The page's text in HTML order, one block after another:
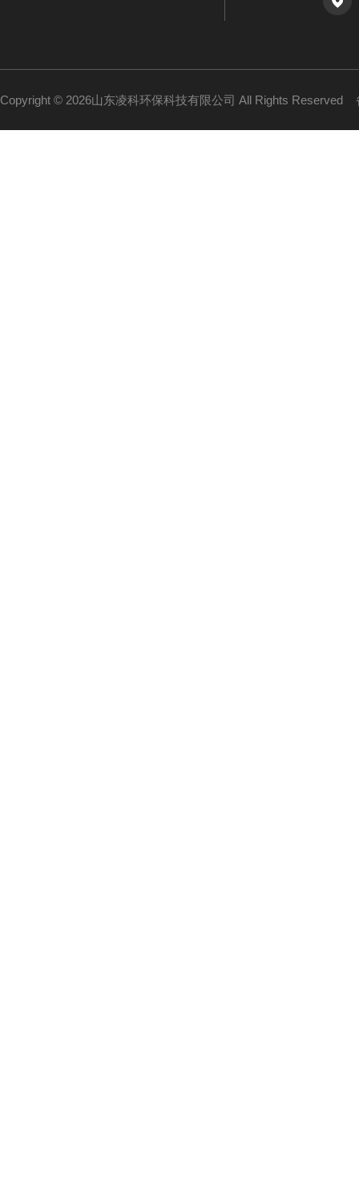
Copyright © 2026山东凌科环保科技有限公司 All Rights Reserved